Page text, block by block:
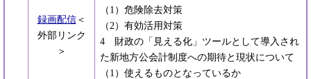
録画配信＜
外部リンク
＞
（1）危険除去対策
（2）有効活用対策
4 財政の「見える化」ツールとして導入され
た新地方公会計制度への期待と現状について
（1）使えるものとなっているか